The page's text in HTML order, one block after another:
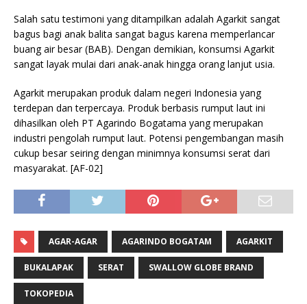
Salah satu testimoni yang ditampilkan adalah Agarkit sangat
bagus bagi anak balita sangat bagus karena memperlancar
buang air besar (BAB). Dengan demikian, konsumsi Agarkit
sangat layak mulai dari anak-anak hingga orang lanjut usia.
Agarkit merupakan produk dalam negeri Indonesia yang
terdepan dan terpercaya. Produk berbasis rumput laut ini
dihasilkan oleh PT Agarindo Bogatama yang merupakan
industri pengolah rumput laut. Potensi pengembangan masih
cukup besar seiring dengan minimnya konsumsi serat dari
masyarakat. [AF-02]
AGAR-AGAR AGARINDO BOGATAM AGARKIT
BUKALAPAK SERAT SWALLOW GLOBE BRAND
TOKOPEDIA